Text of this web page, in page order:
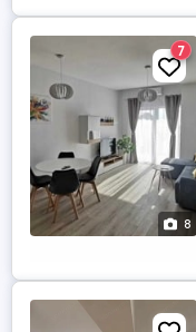
8
7